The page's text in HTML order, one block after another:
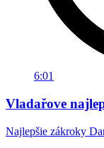
6:01
Vladařove
Najlepšie zákroky